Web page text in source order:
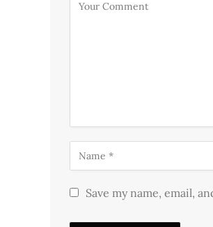
Save my name, email,